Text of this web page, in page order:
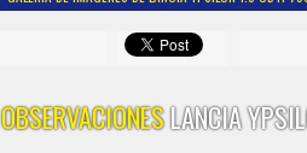
OBSERVACIONESLANCIA